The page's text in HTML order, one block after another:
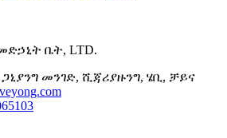
ቤት, LTD.
ጋኒያንግ መንገድ, ሺጃሪያዙንግ, ሄቢ, ቻይና